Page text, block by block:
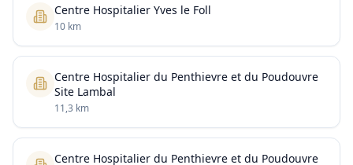
Centre Hospitalier Yves le Foll
10 km
Centre Hospitalier du Penthievre et du Poudouvre
Site Lambal
11,3 km
Centre Hospitalier du Penthievre et du Poudouvre